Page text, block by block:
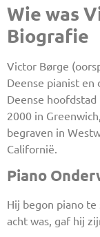
Wie was
Biografie
Victor Børge
Deense pianist
Deense
2000 in
begraven in
Californië.
Piano
Hij begon piano
acht was, gaf hij